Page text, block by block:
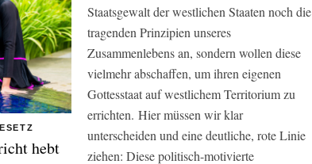
hebt
Staatsgewalt der westlichen Staaten noch die
tragenden Prinzipien unseres
Zusammenlebens an, sondern wollen diese
vielmehr abschaffen, um ihren eigenen
Gottesstaat auf westlichem Territorium zu
errichten. Hier müssen wir klar
unterscheiden und eine deutliche, rote Linie
ziehen: Diese politisch-motivierte